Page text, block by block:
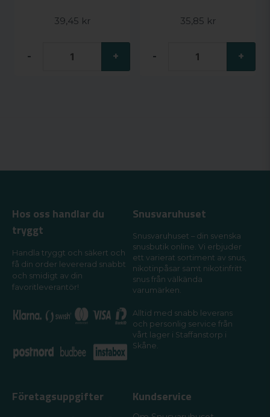
39,45 kr
- +
35,85 kr
- +
Hos oss handlar du
tryggt
Handla tryggt och säkert och
få din order levererad snabbt
och smidigt av din
favoritleverantör!
Snusvaruhuset
Snusvaruhuset – din svenska
snusbutik online. Vi erbjuder
ett varierat sortiment av snus,
nikotinpåsar samt nikotinfritt
snus från välkända
varumärken.
Alltid med snabb leverans
och personlig service från
vårt lager i Staffanstorp i
Skåne.
Företagsuppgifter Kundservice